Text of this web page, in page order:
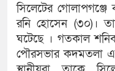
সিলেটের
রনি হোসেন (৩০)।
ঘটেছে । গতকাল
পৌরসভার কদমতলা